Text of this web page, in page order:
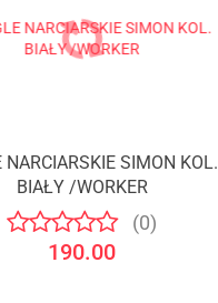
NARCIARSKIE SIMON KOL.
BIAŁY /WORKER
(0)
190.00